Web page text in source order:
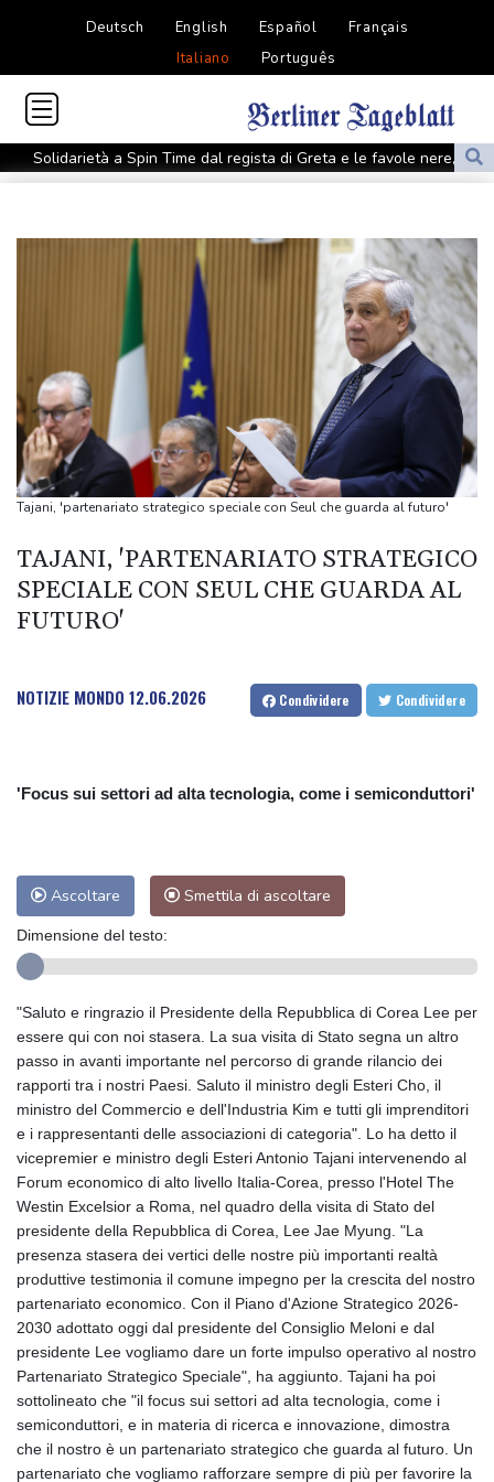
Deutsch English Español
Français
Italiano
Português
Solidarietà a Spin Time dal regista di Greta e le favole nere, 500
ingressi al cinema
rigore musicale
Furlani, 'non sono al top, ma non vedo l'ora di scendere in
Novità allo studio per il codice strada, da bici a multe e patente a
17 anni
Novità allo studio per il codice strada, da bici a multe e patente a
17 anni
MotoGp: Inghilterra; prima fila Aprilia con Martin in pole, sesto
Marc Marquez
Marc Marquez
Guimaraes va all'Arsenal per 75 milioni di sterline
Pregliasco, 'caldo in Italia potrebbero provocare fino a 8mila
San Raffaele, su scambio di provette avviate verifiche già 2
Tajani, 'partenariato strategico speciale con Seul che guarda al futuro'
TAJANI, 'PARTENARIATO STRATEGICO
SPECIALE CON SEUL CHE GUARDA AL
FUTURO'
NOTIZIE MONDO 12.06.2026 Condividere Condividere
'Focus sui settori ad alta tecnologia, come i semiconduttori'
Ascoltare Smettila di ascoltare
Dimensione del testo:
"Saluto e ringrazio il Presidente della Repubblica di Corea Lee per
essere qui con noi stasera. La sua visita di Stato segna un altro
passo in avanti importante nel percorso di grande rilancio dei
rapporti tra i nostri Paesi. Saluto il ministro degli Esteri Cho, il
ministro del Commercio e dell'Industria Kim e tutti gli imprenditori
e i rappresentanti delle associazioni di categoria". Lo ha detto il
vicepremier e ministro degli Esteri Antonio Tajani intervenendo al
Forum economico di alto livello Italia-Corea, presso l'Hotel The
Westin Excelsior a Roma, nel quadro della visita di Stato del
presidente della Repubblica di Corea, Lee Jae Myung. "La
presenza stasera dei vertici delle nostre più importanti realtà
produttive testimonia il comune impegno per la crescita del nostro
partenariato economico. Con il Piano d'Azione Strategico 2026-
2030 adottato oggi dal presidente del Consiglio Meloni e dal
presidente Lee vogliamo dare un forte impulso operativo al nostro
Partenariato Strategico Speciale", ha aggiunto. Tajani ha poi
sottolineato che "il focus sui settori ad alta tecnologia, come i
semiconduttori, e in materia di ricerca e innovazione, dimostra
che il nostro è un partenariato strategico che guarda al futuro. Un
partenariato che vogliamo rafforzare sempre di più per favorire la